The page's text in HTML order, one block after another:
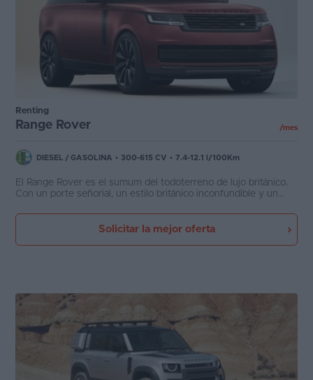
Renting
Range Rover /mes
DIESEL / GASOLINA • 300-615 CV • 7.4-12.1 l/100Km
El Range Rover es el sumum del todoterreno de lujo británico.
Con un porte señorial, un estilo británico inconfundible y un
con exquisito gusto, el Range Rover nos ofrece unas cualidades
off-road dignas del mejor todoterreno con datos como una
Solicitar la mejor oferta